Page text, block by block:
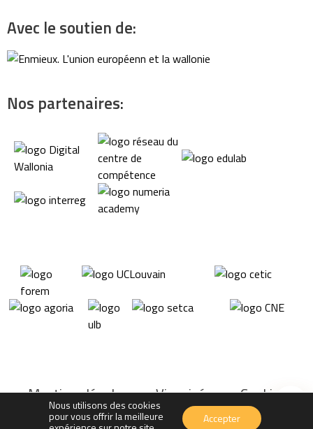
Avec le soutien de:
Nos partenaires:
Mentions légales Vie privée
Cookies
Nous utilisons des cookies
pour vous offrir la meilleure Accepter